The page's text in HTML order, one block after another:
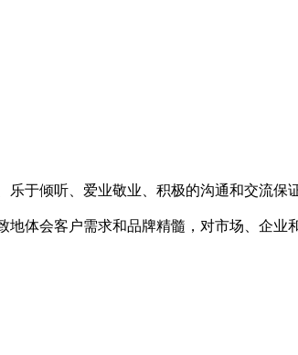
倾听、爱业敬业、积极的沟通和交流保
体会客户需求和品牌精髓，对市场、企